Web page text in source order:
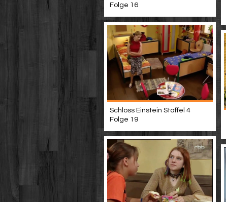
Folge 16
Schloss Einstein Staffel 4
Folge 19